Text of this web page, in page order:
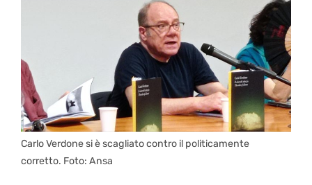
Carlo Verdone si è scagliato contro il politicamente
corretto. Foto: Ansa